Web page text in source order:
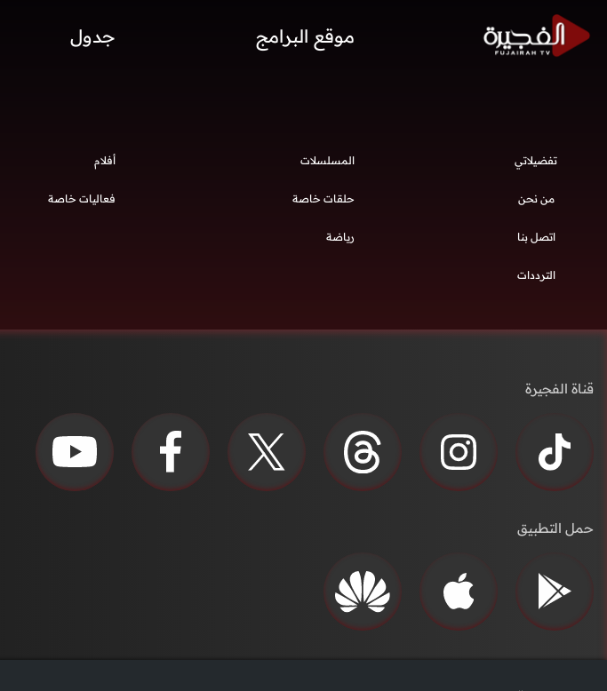
موقع البرامج جدول
تفضيلاتي
من نحن
اتصل بنا
الترددات
المسلسلات أفلام
حلقات خاصة فعاليات خاصة
رياضة
قناة الفجيرة
حمل التطبيق